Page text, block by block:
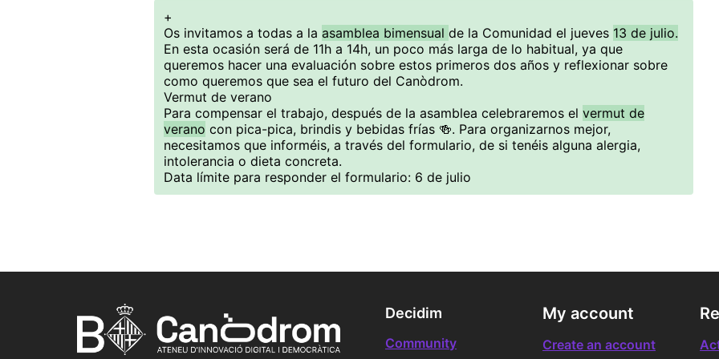
+
Os invitamos a todas a la asamblea bimensual de la Comunidad el jueves 13 de julio.
En esta ocasión será de 11h a 14h, un poco más larga de lo habitual, ya que
queremos hacer una evaluación sobre estos primeros dos años y reflexionar sobre
como queremos que sea el futuro del Canòdrom.
Vermut de verano
Para compensar el trabajo, después de la asamblea celebraremos el vermut de
verano con pica-pica, brindis y bebidas frías 🍻. Para organizarnos mejor,
necesitamos que informéis, a través del formulario, de si tenéis alguna alergia,
intolerancia o dieta concreta.
Data límite para responder el formulario: 6 de julio
Decidim
Community
My account
Create an account